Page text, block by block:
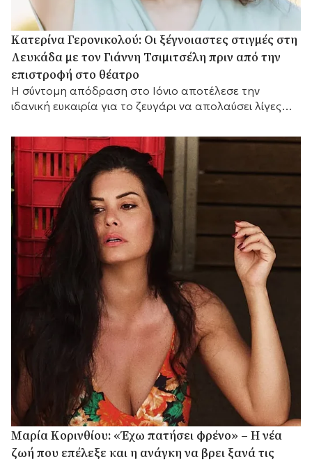
Κατερίνα Γερονικολού: Οι ξέγνοιαστες στιγμές στη
Λευκάδα με τον Γιάννη Τσιμιτσέλη πριν από την
επιστροφή στο θέατρο
Η σύντομη απόδραση στο Ιόνιο αποτέλεσε την
ιδανική ευκαιρία για το ζευγάρι να απολαύσει λίγες
Μαρία Κορινθίου: «Έχω πατήσει φρένο» – Η νέα
ζωή που επέλεξε και η ανάγκη να βρει ξανά τις